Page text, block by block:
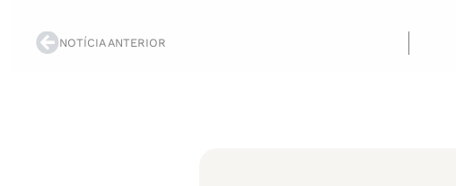
NOTÍCIA ANTERIOR